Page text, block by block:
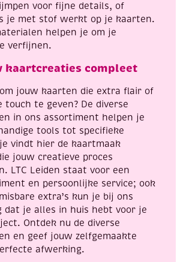
voor fijne details, of
je met stof werkt op je kaarten.
helpen je om je
verfijnen.
kaartcreaties compleet
jouw kaarten die extra flair of
touch te geven? De diverse
in ons assortiment helpen je
tools tot specifieke
vindt hier de kaartmaak
jouw creatieve proces
LTC Leiden staat voor een
en persoonlijke service; ook
extra’s kun je bij ons
dat je alles in huis hebt voor je
Ontdek nu de diverse
en geef jouw zelfgemaakte
afwerking.